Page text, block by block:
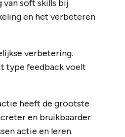
soft skills bij
en het verbeteren
verbetering.
type feedback voelt
heeft de grootste
en bruikbaarder
actie en leren.